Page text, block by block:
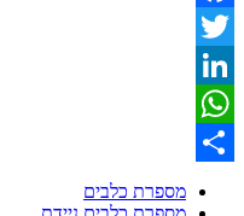
מספרת כלבים